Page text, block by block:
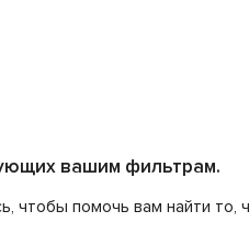
вашим фильтрам.
помочь вам найти то,